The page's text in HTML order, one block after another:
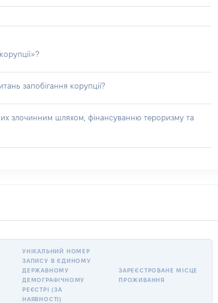
запобігання корупції?
злочинним шляхом, фінансуванню тероризму та
УНІКАЛЬНИЙ НОМЕР
ЗАПИСУ В ЄДИНОМУ
ДЕРЖАВНОМУ
ДЕМОГРАФІЧНОМУ
РЕЄСТРІ (ЗА
НАЯВНОСТІ)
ЗАРЕЄСТРОВАНЕ МІСЦЕ
ПРОЖИВАННЯ